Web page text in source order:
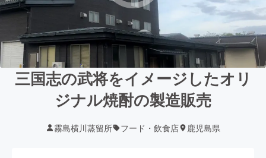
三国志の武将をイメージしたオリ
ジナル焼酎の製造販売
霧島横川蒸留所 フード・飲食店 鹿児島県